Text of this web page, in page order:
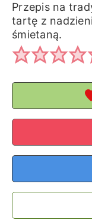
Przepis na
tartę z
śmietaną.